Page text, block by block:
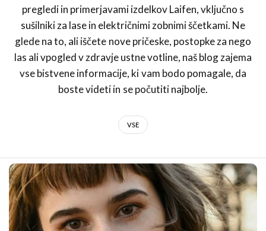
pregledi in primerjavami izdelkov Laifen, vključno s
sušilniki za lase in električnimi zobnimi ščetkami. Ne
glede na to, ali iščete nove pričeske, postopke za nego
las ali vpogled v zdravje ustne votline, naš blog zajema
vse bistvene informacije, ki vam bodo pomagale, da
boste videti in se počutiti najbolje.
VSE